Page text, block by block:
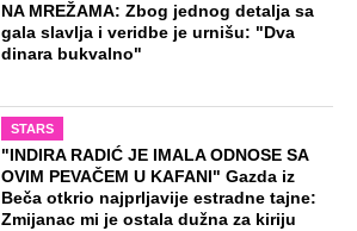
NA MREŽAMA: Zbog jednog detalja sa
gala slavlja i veridbe je urnišu: "Dva
dinara bukvalno"
STARS
"INDIRA RADIĆ JE IMALA ODNOSE SA
OVIM PEVAČEM U KAFANI" Gazda iz
Beča otkrio najprljavije estradne tajne:
Zmijanac mi je ostala dužna za kiriju